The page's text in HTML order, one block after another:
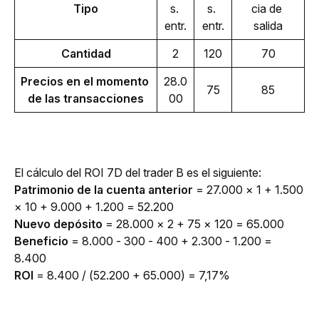
Tipo
s.
entr.
s.
entr.
cia de
salida
Cantidad
2 120
70
Precios en el momento
de las transacciones
28.0
00
75 85
El cálculo del ROI 7D del trader B es el siguiente:
Patrimonio de la cuenta anterior = 27.000 × 1 + 1.500
× 10 + 9.000 + 1.200 = 52.200
Nuevo depósito = 28.000 × 2 + 75 × 120 = 65.000
Beneficio = 8.000 - 300 - 400 + 2.300 - 1.200 =
8.400
ROI = 8.400 / (52.200 + 65.000) = 7,17%